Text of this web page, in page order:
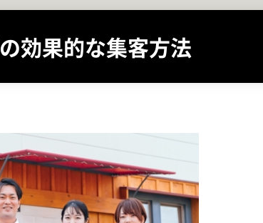
効果的な集客方法